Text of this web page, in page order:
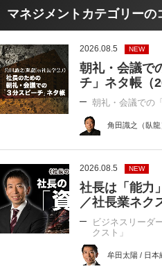
マネジメントカテゴリーの
2026.08.5 NEW
朝礼・会議で
チ」ネタ帳（
朝礼・会議での
角田識之（臥
2026.08.5 NEW
社長は「能力
／社長業ネク
ビジネスリーダ
クスト」
牟田太陽 / 日本